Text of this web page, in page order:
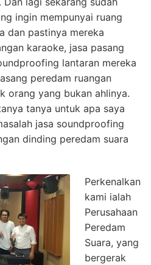
ingin mempunyai ruang
dan pastinya mereka
karaoke, jasa pasang
lantaran mereka
peredam ruangan
orang yang bukan ahlinya.
tanya untuk apa saya
jasa soundproofing
dinding peredam suara
Perkenalkan
kami ialah
Perusahaan
Peredam
Suara, yang
bergerak